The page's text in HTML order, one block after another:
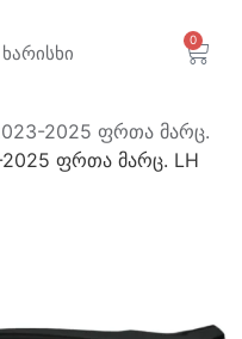
ხარისხი
0
2025 ფრთა მარც.
ფრთა მარც. LH